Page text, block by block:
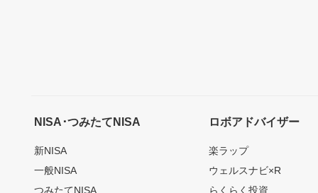
NISA･つみたてNISA
新NISA
一般NISA
つみたてNISA
ロボアドバイザー
楽ラップ
ウェルスナビ×R
らくらく投資